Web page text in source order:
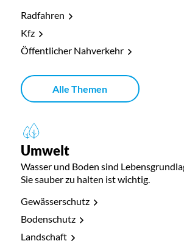
Radfahren
Kfz
Öffentlicher Nahverkehr
Alle Themen
Umwelt
Wasser und Boden sind
Sie sauber zu halten ist wichtig.
Gewässerschutz
Bodenschutz
Landschaft